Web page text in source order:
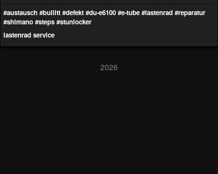
#austausch #bullitt #defekt #du-e6100 #e-tube #lastenrad #reparatur
#shimano #steps #stunlocker
lastenrad service
2026